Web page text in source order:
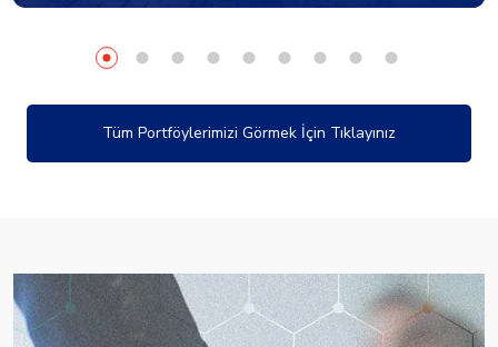
Tüm Portföylerimizi Görmek İçin Tıklayınız